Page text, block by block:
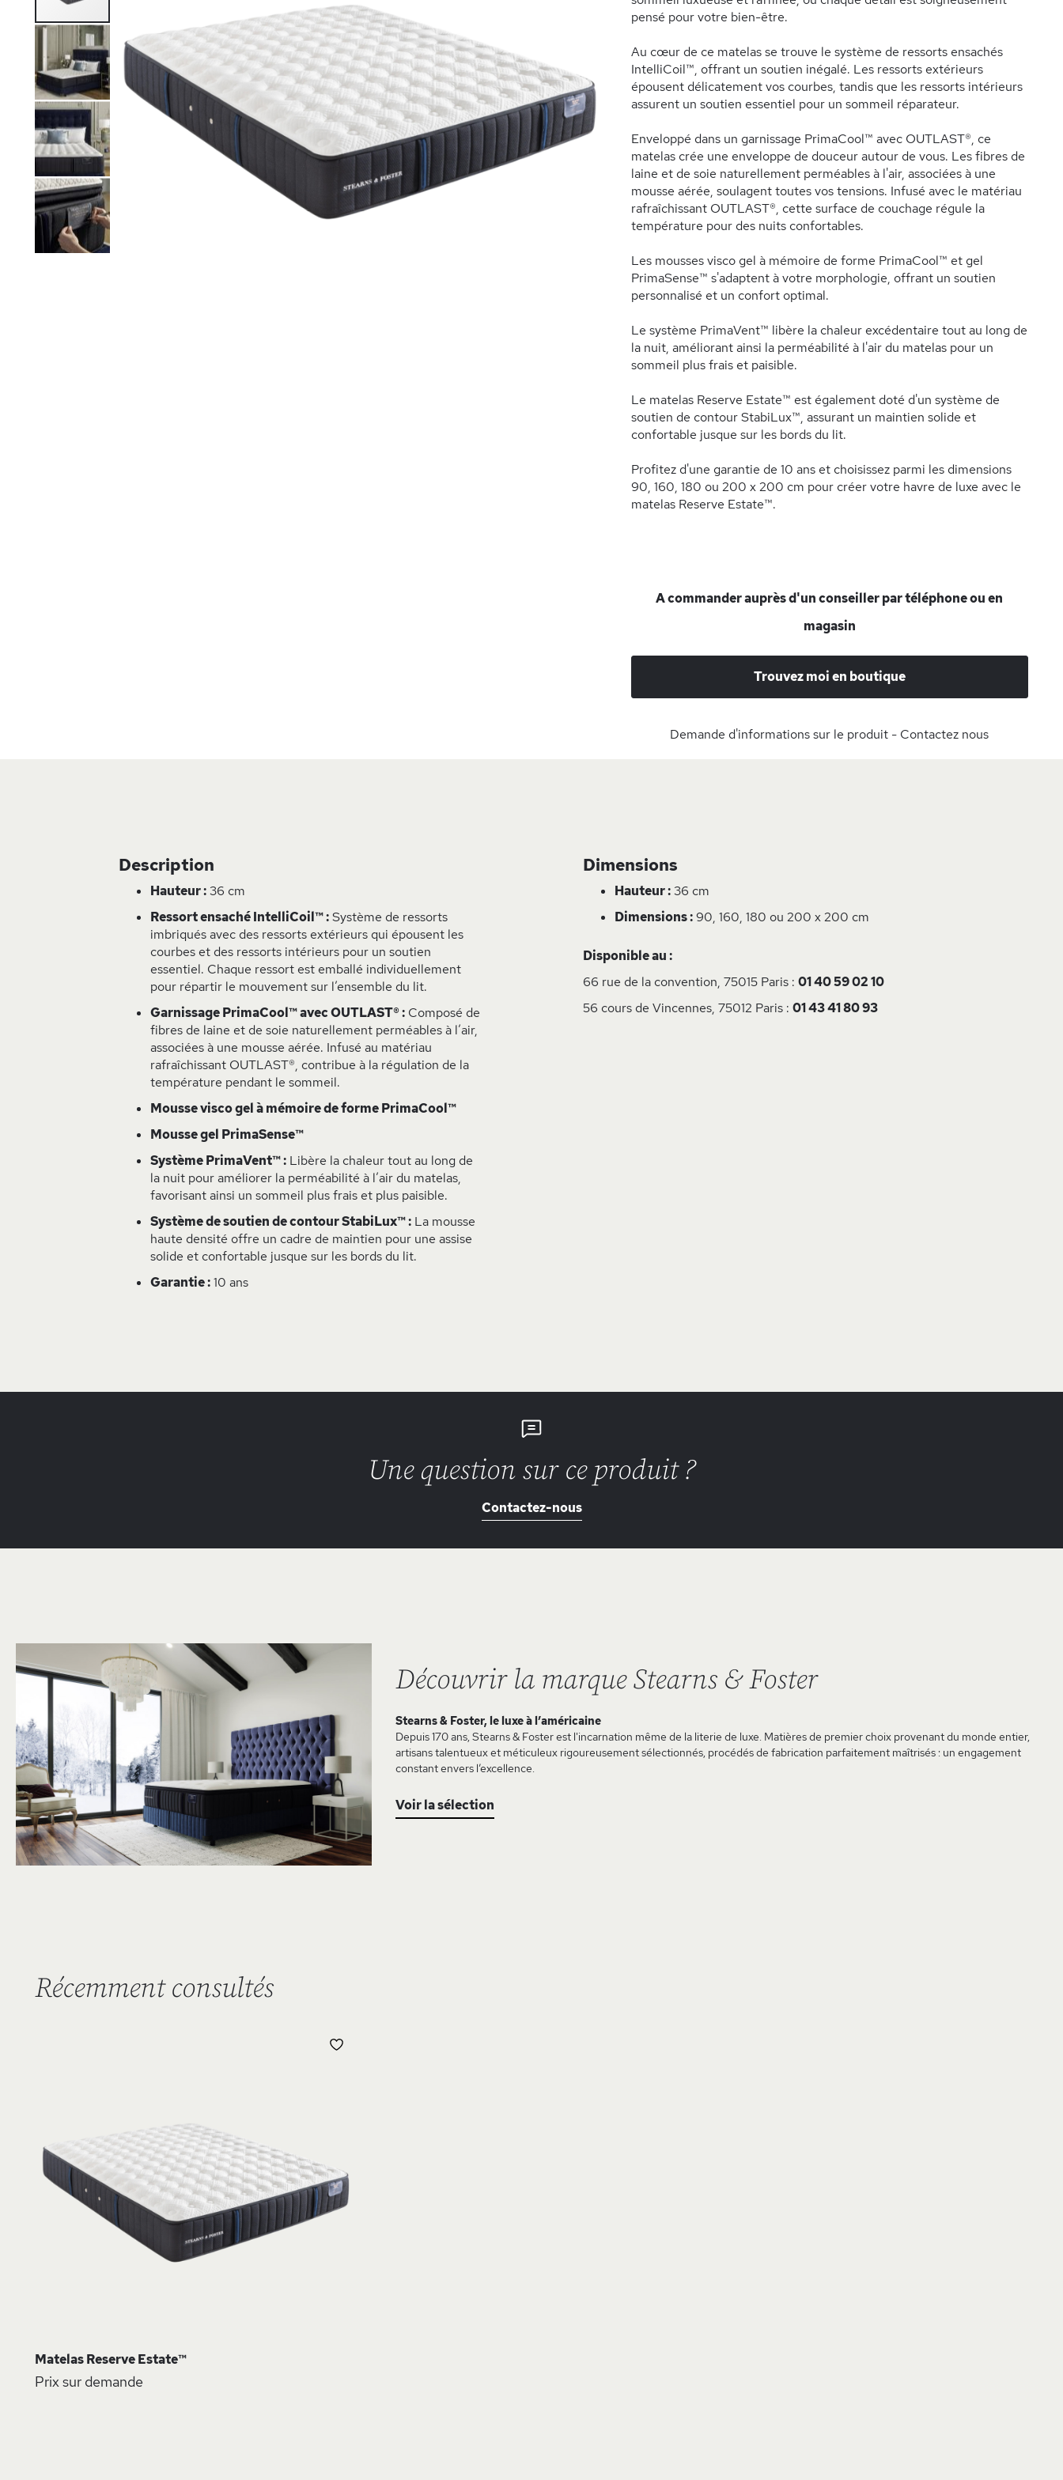
pensé pour votre bien-être.
Au cœur de ce matelas se trouve le système de ressorts ensachés
IntelliCoil™, offrant un soutien inégalé. Les ressorts extérieurs
épousent délicatement vos courbes, tandis que les ressorts intérieurs
assurent un soutien essentiel pour un sommeil réparateur.
Enveloppé dans un garnissage PrimaCool™ avec OUTLAST®, ce
matelas crée une enveloppe de douceur autour de vous. Les fibres de
laine et de soie naturellement perméables à l'air, associées à une
mousse aérée, soulagent toutes vos tensions. Infusé avec le matériau
rafraîchissant OUTLAST®, cette surface de couchage régule la
température pour des nuits confortables.
Les mousses visco gel à mémoire de forme PrimaCool™ et gel
PrimaSense™ s'adaptent à votre morphologie, offrant un soutien
personnalisé et un confort optimal.
Le système PrimaVent™ libère la chaleur excédentaire tout au long de
la nuit, améliorant ainsi la perméabilité à l'air du matelas pour un
sommeil plus frais et paisible.
Le matelas Reserve Estate™ est également doté d'un système de
soutien de contour StabiLux™, assurant un maintien solide et
confortable jusque sur les bords du lit.
Profitez d'une garantie de 10 ans et choisissez parmi les dimensions
90, 160, 180 ou 200 x 200 cm pour créer votre havre de luxe avec le
matelas Reserve Estate™.
A commander auprès d'un conseiller par téléphone ou en
magasin
Trouvez moi en boutique
Demande d'informations sur le produit - Contactez nous
Description
Hauteur :36 cm
Ressort ensaché IntelliCoil™ :Système de ressorts
imbriqués avec des ressorts extérieurs qui épousent les
courbes et des ressorts intérieurs pour un soutien
essentiel. Chaque ressort est emballé individuellement
pour répartir le mouvement sur l’ensemble du lit.
Garnissage PrimaCool™ avec OUTLAST® : Composé de
fibres de laine et de soie naturellement perméables à l’air,
associées à une mousse aérée. Infusé au matériau
rafraîchissant OUTLAST®, contribue à la régulation de la
température pendant le sommeil.
Mousse visco gel à mémoire de forme PrimaCool™
Mousse gel PrimaSense™
Système PrimaVent™ : Libère la chaleur tout au long de
la nuit pour améliorer la perméabilité à l’air du matelas,
favorisant ainsi un sommeil plus frais et plus paisible.
Système de soutien de contour StabiLux™ : La mousse
haute densité offre un cadre de maintien pour une assise
solide et confortable jusque sur les bords du lit.
Garantie :10 ans
Dimensions
Hauteur :36 cm
Dimensions :90, 160, 180 ou 200 x 200 cm
Disponible au :
66 rue de la convention, 75015 Paris : 01 40 59 02 10
56 cours de Vincennes, 75012 Paris : 01 43 41 80 93
Une question sur ce produit ?
Contactez-nous
Découvrir la marque Stearns & Foster
Stearns & Foster, le luxe à l’américaine
Depuis 170 ans, Stearns & Foster est l'incarnation même de la literie de luxe. Matières de premier choix provenant du monde entier,
artisans talentueux et méticuleux rigoureusement sélectionnés, procédés de fabrication parfaitement maîtrisés : un engagement
constant envers l’excellence.
Voir la sélection
Récemment consultés
Matelas Reserve Estate™
Prix sur demande